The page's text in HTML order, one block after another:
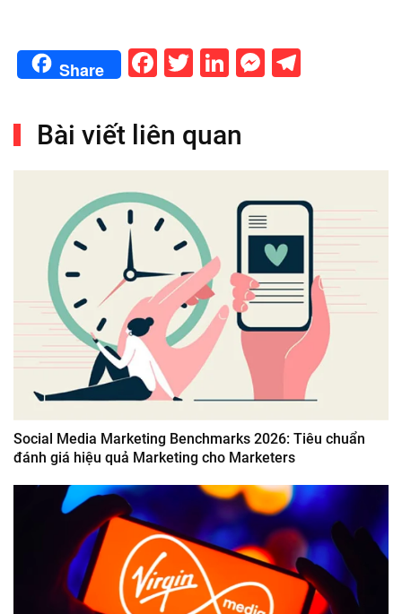
Share Facebook
Twitter
LinkedIn
Bài viết liên quan
Social Media Marketing Benchmarks 2026: Tiêu chuẩn
đánh giá hiệu quả Marketing cho Marketers